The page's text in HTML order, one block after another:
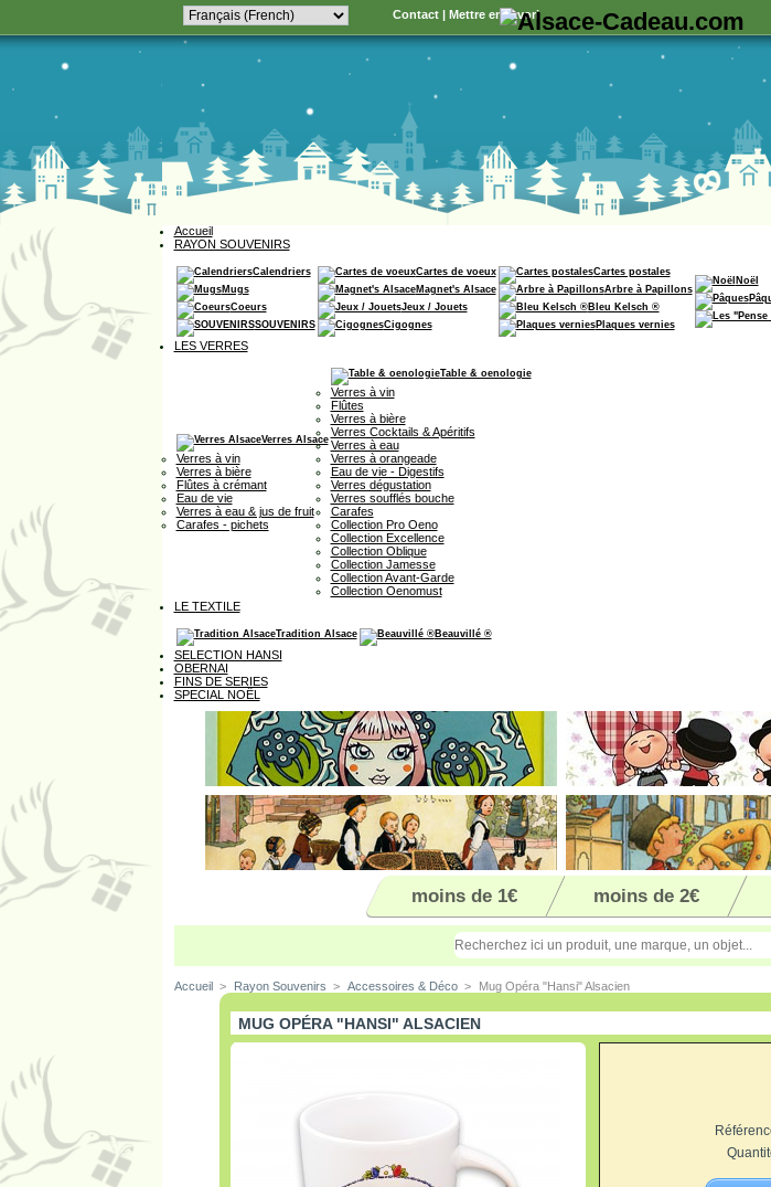
Contact | Mettre en favori
Accueil
RAYON SOUVENIRS
Calendriers
Mugs
Coeurs
SOUVENIRS
Cartes de voeux
Magnet's Alsace
Jeux / Jouets
Cigognes
Cartes postales
Arbre à Papillons
Bleu Kelsch ®
Plaques vernies
Noël
LES VERRES
Verres Alsace
Verres à vin
Verres à bière
Flûtes à crémant
Eau de vie
Verres à eau & jus de fruit
Carafes - pichets
Table & oenologie
Verres à vin
Flûtes
Verres à bière
Verres Cocktails & Apéritifs
Verres à eau
Verres à orangeade
Eau de vie - Digestifs
Verres dégustation
Verres soufflés bouche
Carafes
Collection Pro Oeno
Collection Excellence
Collection Oblique
Collection Jamesse
Collection Avant-Garde
Collection Oenomust
LE TEXTILE
Tradition Alsace Beauvillé ®
SELECTION HANSI
OBERNAI
FINS DE SERIES
SPECIAL NOËL
moins de 1€ moins de 2€
Accueil > Rayon Souvenirs > Accessoires & Déco > Mug Opéra "Hansi" Alsacien
MUG OPÉRA "HANSI" ALSACIEN